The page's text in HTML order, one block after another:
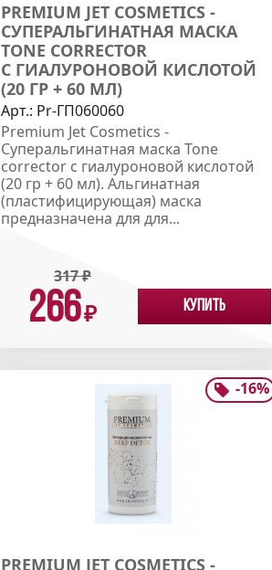
PREMIUM JET COSMETICS -
СУПЕРАЛЬГИНАТНАЯ МАСКА
TONE CORRECTOR
С ГИАЛУРОНОВОЙ КИСЛОТОЙ
(20 ГР + 60 МЛ)
Арт.: Pr-ГП060060
Premium Jet Cosmetics -
Суперальгинатная маска Tone
corrector с гиалуроновой кислотой
(20 гр + 60 мл). Альгинатная
(пластифицирующая) маска
предназначена для для...
317₽
266₽ Купить
-16%
PREMIUM JET COSMETICS -